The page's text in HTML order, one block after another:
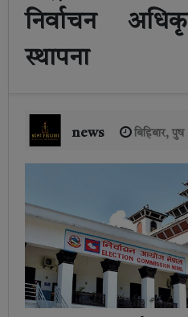
निर्वाचन
स्थापना
news बिहिबार,